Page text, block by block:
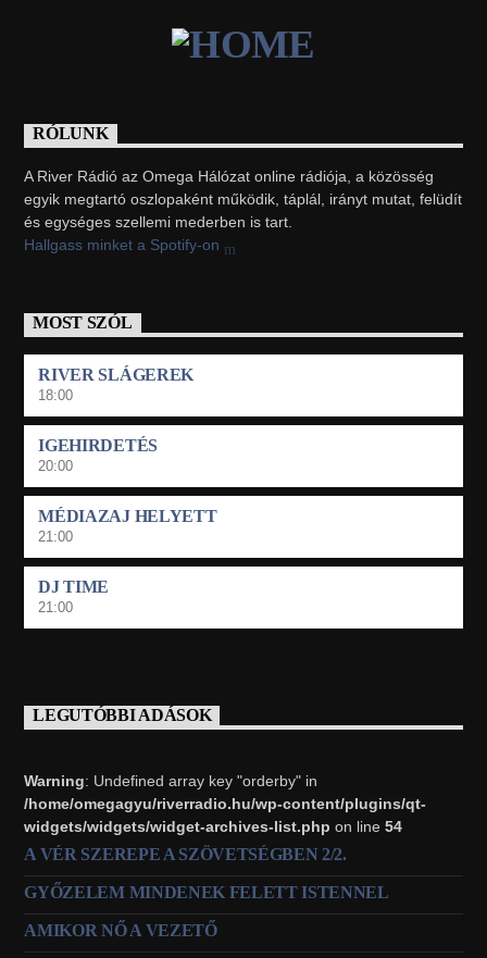
RÓLUNK
A River Rádió az Omega Hálózat online rádiója, a közösség
egyik megtartó oszlopaként működik, táplál, irányt mutat, felüdít
és egységes szellemi mederben is tart.
Hallgass minket a Spotify-on
MOST SZÓL
RIVER SLÁGEREK
18:00
IGEHIRDETÉS
20:00
MÉDIAZAJ HELYETT
21:00
DJ TIME
21:00
LEGUTÓBBI ADÁSOK
Warning: Undefined array key "orderby" in
/home/omegagyu/riverradio.hu/wp-content/plugins/qt-
widgets/widgets/widget-archives-list.php on line54
A VÉR SZEREPE A SZÖVETSÉGBEN 2/2.
GYŐZELEM MINDENEK FELETT ISTENNEL
AMIKOR NŐ A VEZETŐ